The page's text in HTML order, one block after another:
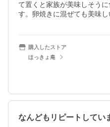
て置くと家族が美味しそう
す。卵焼きに混ぜても美味し
購入したストア
ほっきょ庵